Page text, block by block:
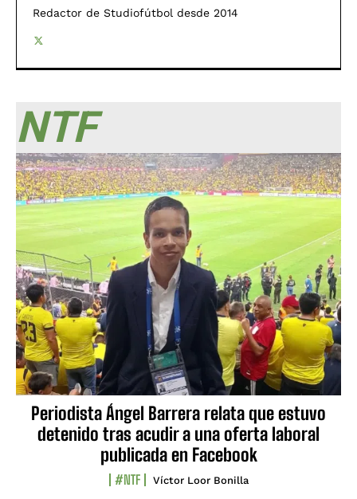
Redactor de Studiofútbol desde 2014
NTF
Periodista Ángel Barrera relata que estuvo
detenido tras acudir a una oferta laboral
publicada en Facebook
#NTF Víctor Loor Bonilla